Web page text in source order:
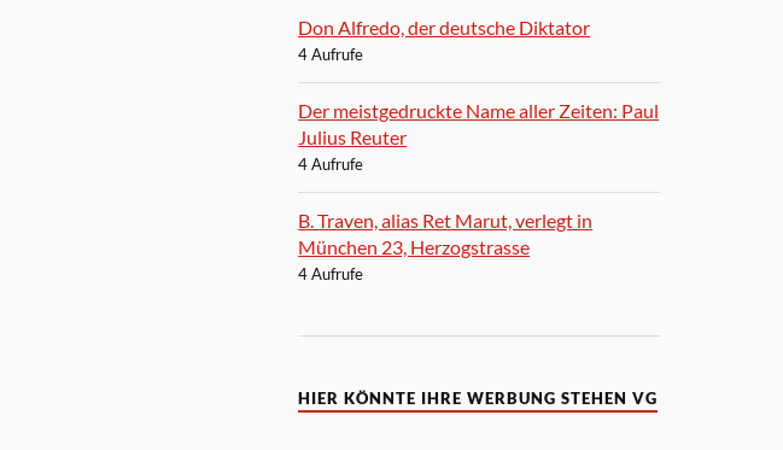
Don Alfredo, der deutsche Diktator
4 Aufrufe
Der meistgedruckte Name aller Zeiten: Paul
Julius Reuter
4 Aufrufe
B. Traven, alias Ret Marut, verlegt in
München 23, Herzogstrasse
4 Aufrufe
HIER KÖNNTE IHRE WERBUNG STEHEN VG